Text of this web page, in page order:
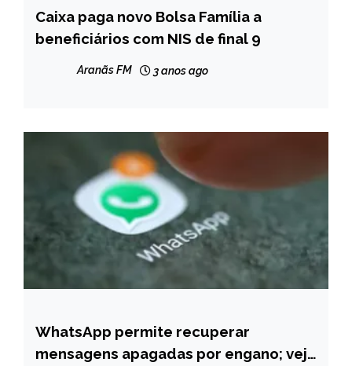
BRASIL
NOTÍCIAS
Caixa paga novo Bolsa Família a
beneficiários com NIS de final 9
Aranãs FM 3 anos ago
BRASIL
NOTÍCIAS
WhatsApp permite recuperar
mensagens apagadas por engano; veja